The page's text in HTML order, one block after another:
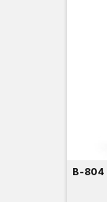
В-804